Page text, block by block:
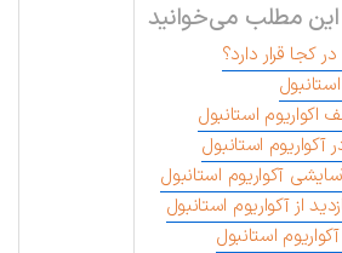
این مطلب می‌خوانید
کجا قرار دارد؟
استانبول
استانبول
آکواریوم استانبول
از آکواریوم استانبول
استانبول